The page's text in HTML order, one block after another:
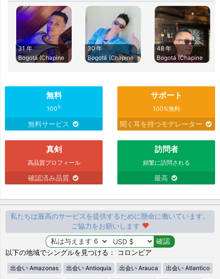
31 年
Bogotá (Chapine
30 年
Bogotá (Chapine
48 年
Bogotá (Chapine
無料
100%
無料サービス
サポート
100%無料
聞く耳を持つモデレーター
真剣
高品質プロフィール
確認済み品質
訪問者
頻繁に訪問される
最高
私たちは最高のサービスを提供するために懸命に働いています。
ご協力をお願いします
以下の地域でシングルを見つける： コロンビア
出会い Amazonas 出会い Antioquia 出会い Arauca 出会い Atlantico